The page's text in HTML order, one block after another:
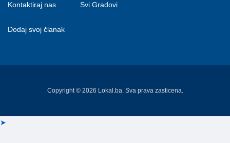
Kontaktiraj nas
Dodaj svoj članak
Svi Gradovi
Copyright © 2026 Lokal.ba. Sva prava zasticena.
➤